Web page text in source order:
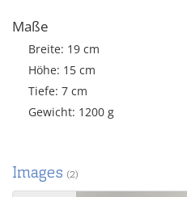
Maße
Breite: 19 cm
Höhe: 15 cm
Tiefe: 7 cm
Gewicht: 1200 g
Images (2)